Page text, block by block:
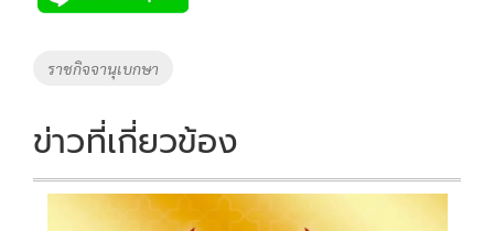
b
o
k
er y
k
Tags
ราชกิจจานุเบกษา
ข่าวที่เกี่ยวข้อง